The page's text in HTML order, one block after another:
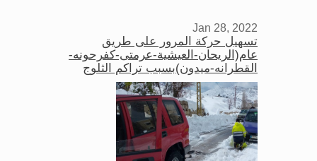
Jan 28, 2022
تسهيل حركة المرور على طريق
عام(الريحان-العيشية-عرمتى-كفرحونه-
القطرانه-ميدون)بسبب تراكم الثلوج